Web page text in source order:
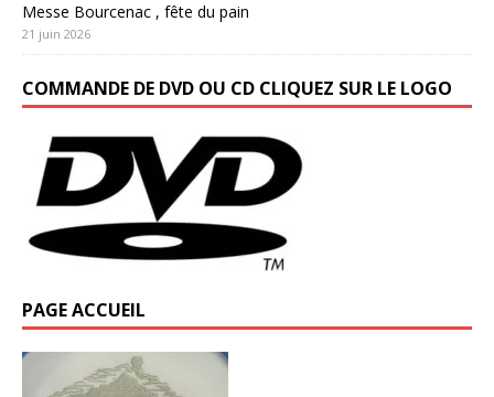
Messe Bourcenac , fête du pain
21 juin 2026
COMMANDE DE DVD OU CD CLIQUEZ SUR LE LOGO
PAGE ACCUEIL